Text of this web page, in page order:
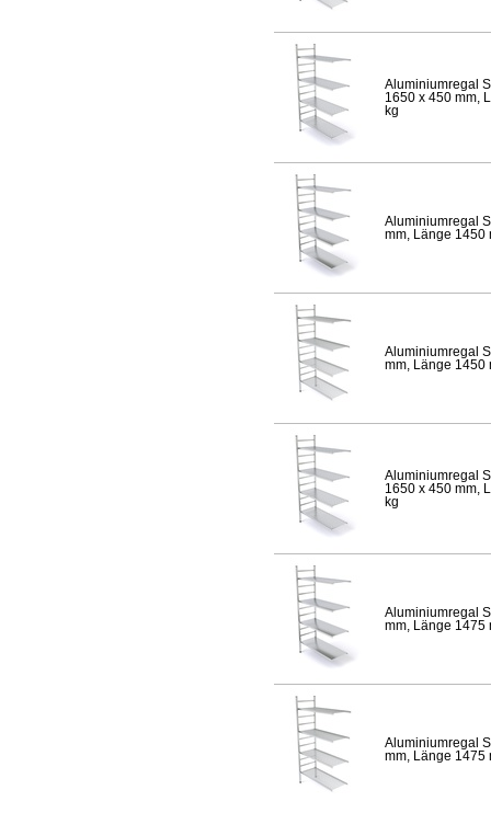
Aluminiumregal
1650 x 450 mm,
kg
Aluminiumregal
mm, Länge 1450
Aluminiumregal
mm, Länge 1450
Aluminiumregal
1650 x 450 mm,
kg
Aluminiumregal
mm, Länge 1475
Aluminiumregal
mm, Länge 1475